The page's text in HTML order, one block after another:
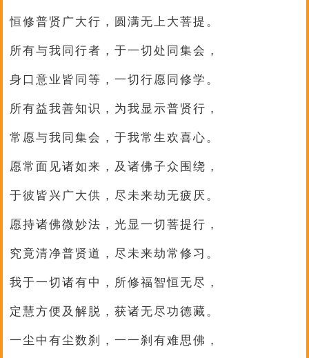
恒修普贤广大行，圆满无上大菩提。
所有与我同行者，于一切处同集会，
身口意业皆同等，一切行愿同修学。
所有益我善知识，为我显示普贤行，
常愿与我同集会，于我常生欢喜心。
愿常面见诸如来，及诸佛子众围绕，
于彼皆兴广大供，尽未来劫无疲厌。
愿持诸佛微妙法，光显一切菩提行，
究竟清净普贤道，尽未来劫常修习。
我于一切诸有中，所修福智恒无尽，
定慧方便及解脱，获诸无尽功德藏。
一尘中有尘数刹，一一刹有难思佛，